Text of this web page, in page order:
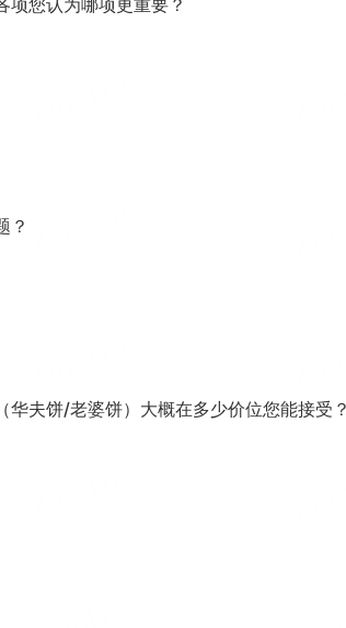
项您认为哪项更重要？
？
华夫饼/老婆饼）大概在多少价位您能接受